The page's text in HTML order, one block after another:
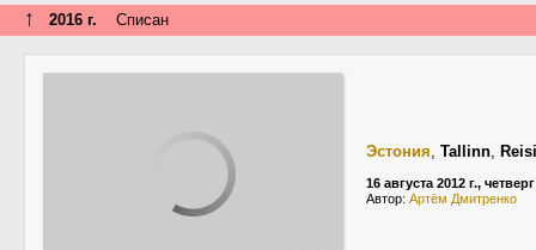
↑ 2016 г. Списан
Эстония, Tallinn,
16 августа 2012 г., четверг
Автор: Артём Дмитренко